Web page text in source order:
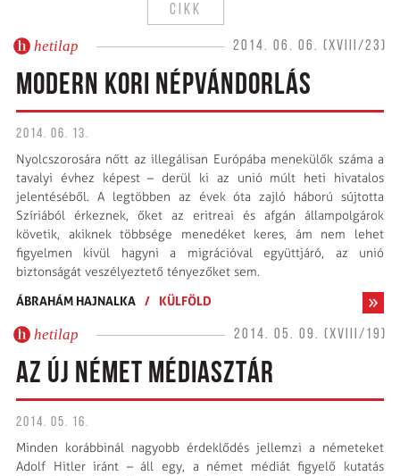
CIKK
hetilap 2014. 06. 06. (XVIII/23)
MODERN KORI NÉPVÁNDORLÁS
2014. 06. 13.
Nyolcszorosára nőtt az illegálisan Európába menekülők száma a
tavalyi évhez képest – derül ki az unió múlt heti hivatalos
jelentéséből. A legtöbben az évek óta zajló háború sújtotta
Szíriából érkeznek, őket az eritreai és afgán állampolgárok
követik, akiknek többsége menedéket keres, ám nem lehet
figyelmen kívül hagyni a migrációval együttjáró, az unió
biztonságát veszélyeztető tényezőket sem.
ÁBRAHÁM HAJNALKA / KÜLFÖLD
hetilap 2014. 05. 09. (XVIII/19)
AZ ÚJ NÉMET MÉDIASZTÁR
2014. 05. 16.
Minden korábbinál nagyobb érdeklődés jellemzi a németeket
Adolf Hitler iránt – áll egy, a német médiát figyelő kutatás